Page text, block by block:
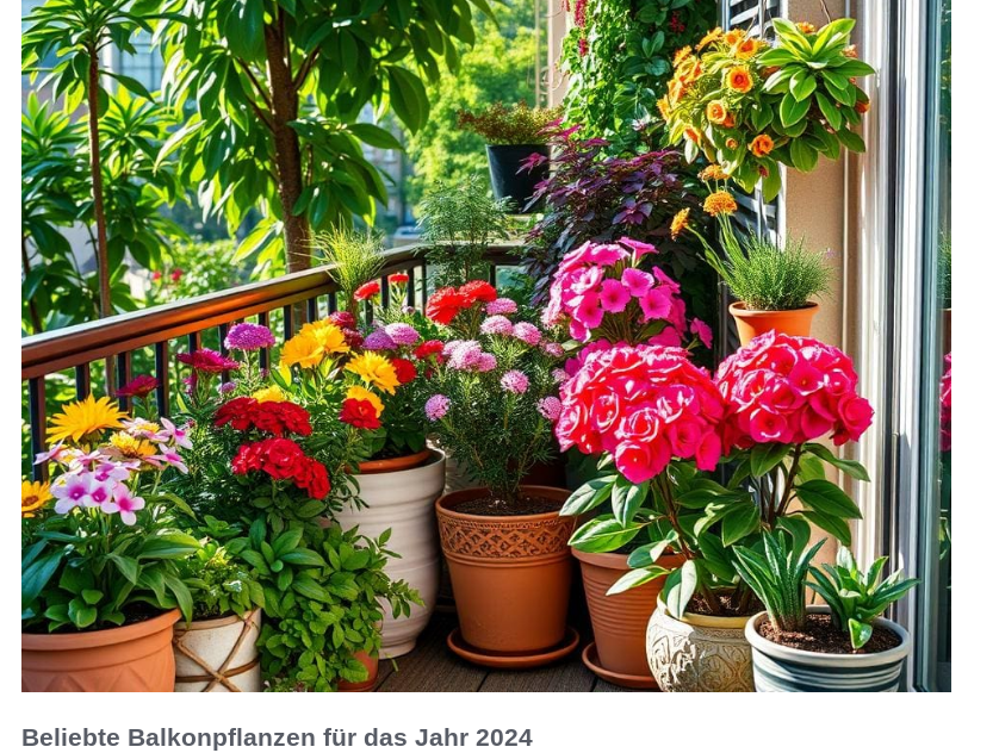
Beliebte Balkonpflanzen für das Jahr 2024